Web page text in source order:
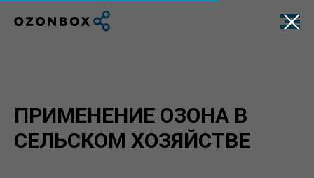
ПРИМЕНЕНИЕ ОЗОНА В
СЕЛЬСКОМ ХОЗЯЙСТВЕ